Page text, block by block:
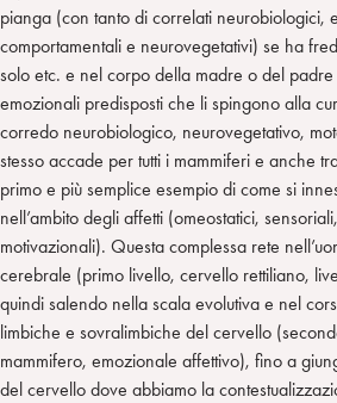
pianga (con tanto di correlati neurobiologici,
comportamentali e neurovegetativi) se ha
solo etc. e nel corpo della madre o del padre
emozionali predisposti che li spingono alla
corredo neurobiologico, neurovegetativo,
stesso accade per tutti i mammiferi e anche
primo e più semplice esempio di come si
nell’ambito degli affetti (omeostatici,
motivazionali). Questa complessa rete
cerebrale (primo livello, cervello rettiliano,
quindi salendo nella scala evolutiva e nel
limbiche e sovralimbiche del cervello
mammifero, emozionale affettivo), fino a
del cervello dove abbiamo la